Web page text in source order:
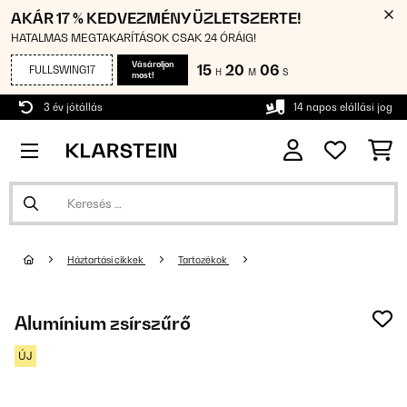
AKÁR 17 % KEDVEZMÉNY ÜZLETSZERTE!
HATALMAS MEGTAKARÍTÁSOK CSAK 24 ÓRÁIG!
FULLSWING17
Vásároljon
most!
15 H 20 M 06 S
3 év jótállás 14 napos elállási jog
Háztartási cikkek Tartozékok
Alumínium zsírszűrő
ÚJ